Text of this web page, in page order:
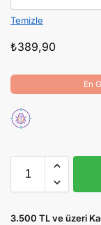
Temizle
₺389,90
En
3.500 TL ve üzeri